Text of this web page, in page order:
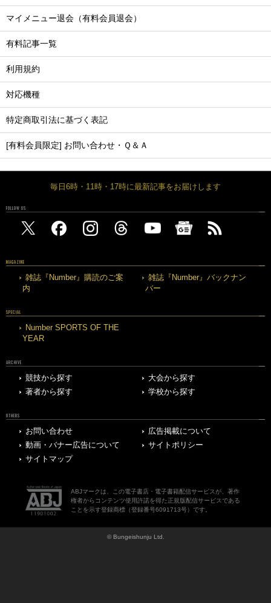
マイメニュー退会（有料会員退会）
有料記事一覧
利用規約
対応機種
特定商取引法に基づく表記
[有料会員限定] お問い合わせ・Ｑ＆Ａ
毎日6時・11時・17時に最新記事をお届けします
FOLLOW US
MAGAZINE
雑誌『Number』購読のご案
内
雑誌『Number』バックナン
バー
SPECIAL
Number SPORTS OF THE
YEAR
ARCHIVE
競技から探す
大会から探す
著者から探す
学校から探す
OTHERS
お問い合わせ
広告掲載について
動画・バナー広告について
サイトポリシー
サイトマップ
ABJマークは、この電子書店・電子書籍配信サービスが、著作
権者からコンテンツ使用許諾を得た正規版配信サービスである
ことを示す登録商標（登録番号6091713号）です。
© Bungeishunju Ltd.